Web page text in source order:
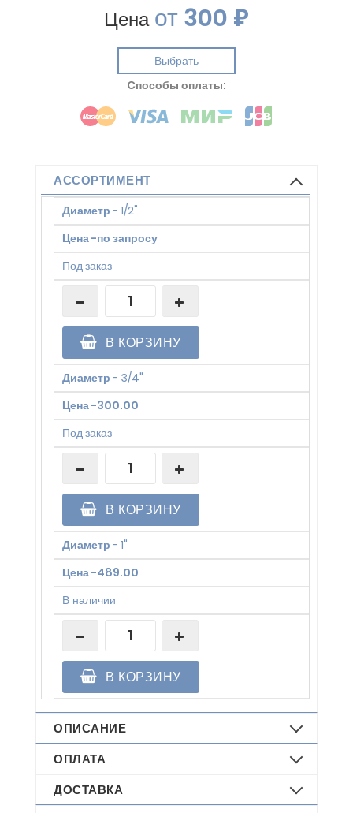
Ценаот300 ₽
Выбрать
Cпособы оплаты:
АССОРТИМЕНТ
Диаметр - 1/2"
Цена-по запросу
Под заказ
В КОРЗИНУ
Диаметр - 3/4"
Цена-300.00
Под заказ
В КОРЗИНУ
Диаметр - 1"
Цена-489.00
В наличии
В КОРЗИНУ
ОПИСАНИЕ
ОПЛАТА
ДОСТАВКА